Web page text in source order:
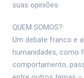
suas opiniões.
QUEM SOMOS?
Um debate franco e
humanidades, como
comportamento,